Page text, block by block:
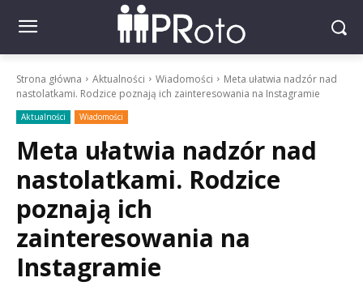
Strona główna Aktualności Wiadomości
Meta ułatwia nadzór nad
nastolatkami. Rodzice poznają ich zainteresowania na Instagramie
Aktualności Wiadomości
Meta ułatwia nadzór nad
nastolatkami. Rodzice
poznają ich
zainteresowania na
Instagramie